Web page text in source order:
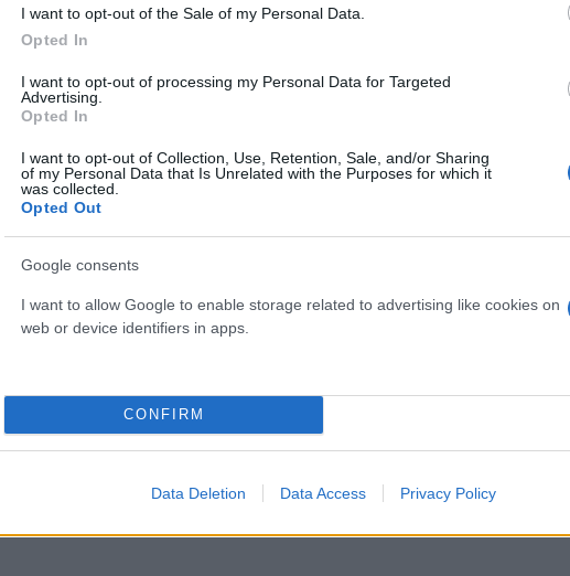
I want to opt-out of the Sale of my Personal Data.
Opted In
I want to opt-out of processing my Personal Data for Targeted
Advertising.
Opted In
I want to opt-out of Collection, Use, Retention, Sale, and/or Sharing
of my Personal Data that Is Unrelated with the Purposes for which it
was collected.
Opted Out
Google consents
I want to allow Google to enable storage related to advertising like cookies on
web or device identifiers in apps.
CONFIRM
Data Deletion Data Access Privacy Policy
150.000 τόνους ιρακινού αργού πετρελαίου
παρόν αδύνατη, λόγω της ύπαρξης μικρών εστιών φωτιάς
υψηλών θερμοκρασιών.